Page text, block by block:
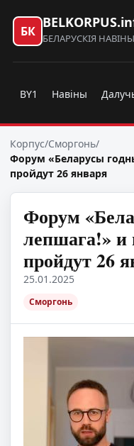
БК БЕЛАРУСКІЯ НАВІНЫ
BY1 Навіны
Корпус/Сморгонь/
Форум «Беларусы
пройдут 26 января
Форум
лепшага!»
пройдут 26
25.01.2025
Сморгонь